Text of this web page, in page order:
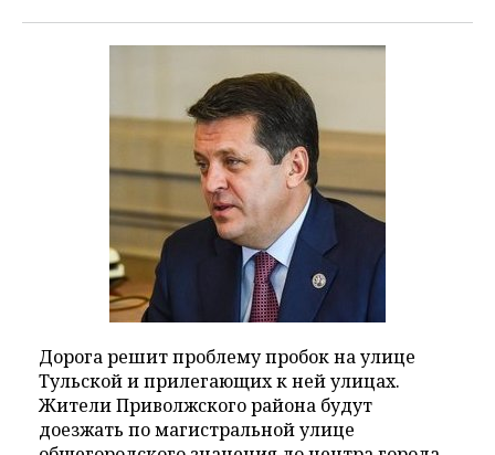
Дорога решит проблему пробок на улице
Тульской и прилегающих к ней улицах.
Жители Приволжского района будут
доезжать по магистральной улице